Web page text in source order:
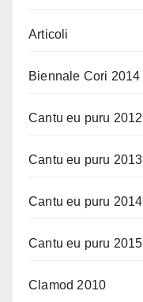
Articoli
Biennale Cori 2014
Cantu eu puru 2012
Cantu eu puru 2013
Cantu eu puru 2014
Cantu eu puru 2015
Clamod 2010